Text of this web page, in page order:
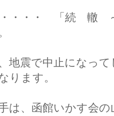
・・・ 「続 轍
地震で中止になっ
ります。
は、函館いかす会